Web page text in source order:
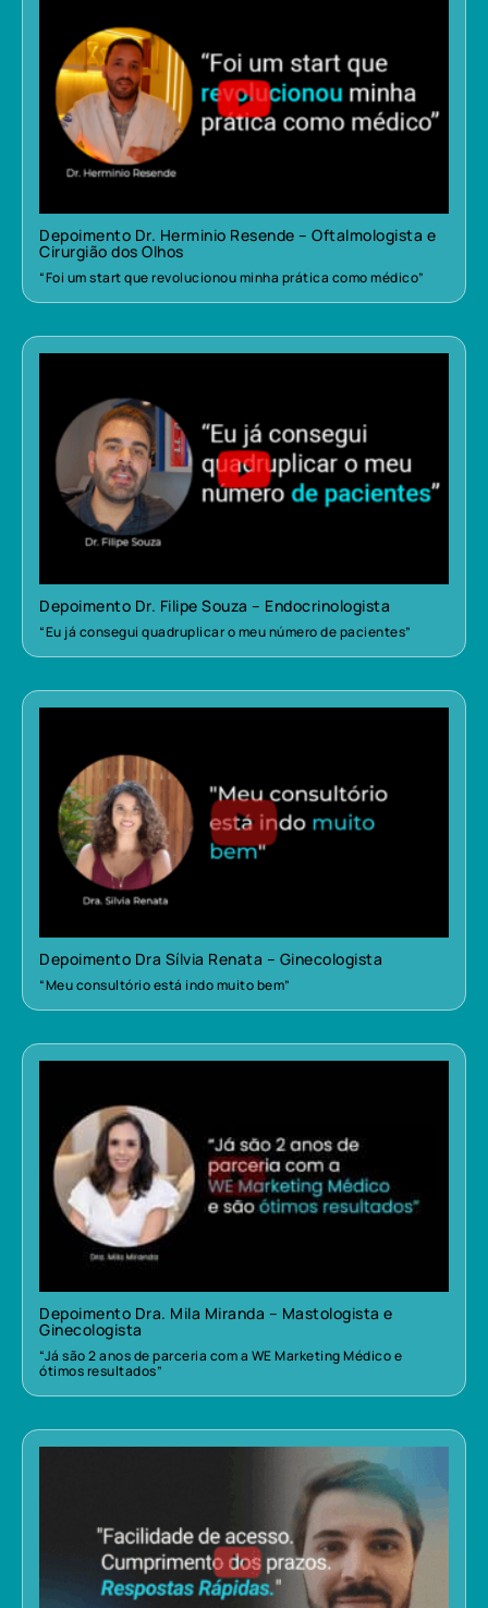
Depoimento Dr. Herminio Resende – Oftalmologista e
Cirurgião dos Olhos
“Foi um start que revolucionou minha prática como médico”
Depoimento Dr. Filipe Souza – Endocrinologista
“Eu já consegui quadruplicar o meu número de pacientes”
Depoimento Dra Sílvia Renata – Ginecologista
“Meu consultório está indo muito bem”
Depoimento Dra. Mila Miranda – Mastologista e
Ginecologista
“Já são 2 anos de parceria com a WE Marketing Médico e
ótimos resultados”